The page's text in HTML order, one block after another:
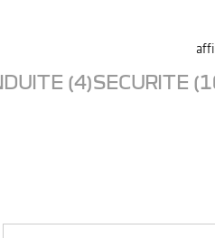
(4)SECURITE